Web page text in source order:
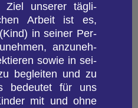
Ziel un­se­rer täg­li­
Ar­beit ist es,
in sei­ner Per­
an­zu­neh­
sowie in sei­
be­glei­ten und zu
be­deu­tet für uns
mit und ohne